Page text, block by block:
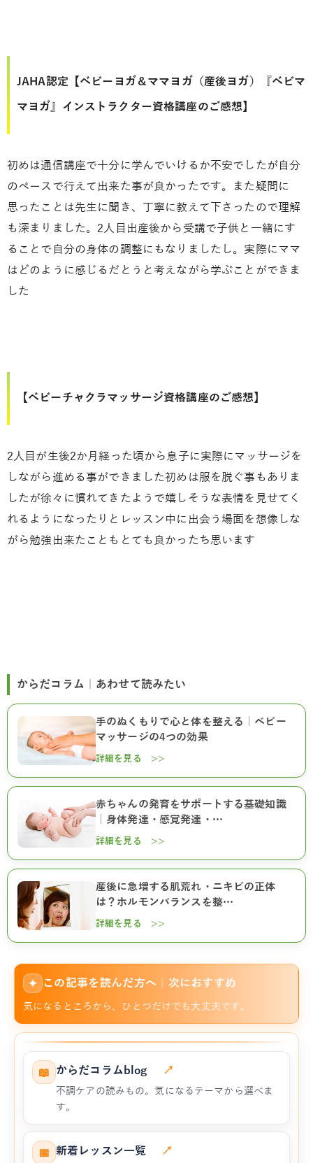
JAHA認定【ベビーヨガ＆ママヨガ（産後ヨガ）『ベビマ
マヨガ』インストラクター資格講座のご感想】
初めは通信講座で十分に学んでいけるか不安でしたが自分
のペースで行えて出来た事が良かったです。また疑問に
思ったことは先生に聞き、丁寧に教えて下さったので理解
も深まりました。2人目出産後から受講で子供と一緒にす
ることで自分の身体の調整にもなりましたし。実際にママ
はどのように感じるだとうと考えながら学ぶことができま
した
【ベビーチャクラマッサージ資格講座のご感想】
2人目が生後2か月経った頃から息子に実際にマッサージを
しながら進める事ができました初めは服を脱ぐ事もありま
したが徐々に慣れてきたようで嬉しそうな表情を見せてく
れるようになったりとレッスン中に出会う場面を想像しな
がら勉強出来たこともとても良かったち思います
からだコラム｜あわせて読みたい
手のぬくもりで心と体を整える｜ベビー
マッサージの4つの効果
詳細を見る >>
赤ちゃんの発育をサポートする基礎知識
｜身体発達・感覚発達・…
詳細を見る >>
産後に急増する肌荒れ・ニキビの正体
は？ホルモンバランスを整…
詳細を見る >>
✦ この記事を読んだ方へ｜次におすすめ
気になるところから、ひとつだけでも大丈夫です。
📖 からだコラムblog ↗
不調ケアの読みもの。気になるテーマから選べま
す。
📅 新着レッスン一覧 ↗